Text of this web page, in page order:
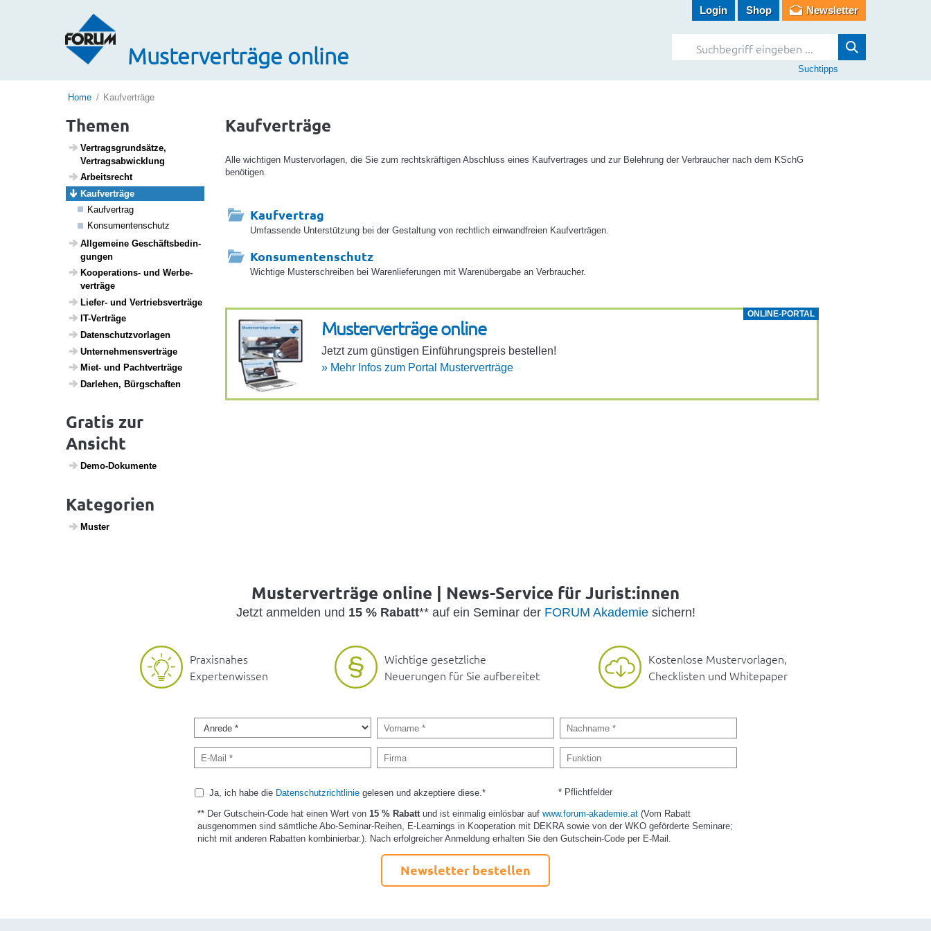
Musterverträge online
Login Shop Newsletter
Suchtipps
Home Kaufverträge
Themen
Vertrags­grund­sätze,
Vertrags­ab­wick­lung
Arbeits­recht
Kauf­ver­träge
Kauf­ver­trag
Konsu­men­ten­schutz
Allge­meine Geschäfts­be­din­
gungen
Koope­ra­tions- und Werbe­
ver­träge
Liefer- und Vertriebs­ver­träge
IT-Verträge
Daten­schutz­vor­lagen
Unter­neh­mens­ver­träge
Miet- und Pacht­ver­träge
Darlehen, Bürg­schaften
Gratis zur
Ansicht
Demo-Doku­mente
Kategorien
Muster
Kaufverträge
Alle wichtigen Mustervorlagen, die Sie zum rechtskräftigen Abschluss eines Kaufvertrages und zur Belehrung der Verbraucher nach dem KSchG
benötigen.
Kaufvertrag
Umfassende Unterstützung bei der Gestaltung von rechtlich einwandfreien Kaufverträgen.
Konsumentenschutz
Wichtige Musterschreiben bei Warenlieferungen mit Warenübergabe an Verbraucher.
ONLINE-PORTAL
Muster­ver­träge online
Jetzt zum güns­tigen Einfüh­rungs­preis bestellen!
» Mehr Infos zum Portal Muster­ver­träge
Musterverträge online | News-Service für Jurist:innen
Jetzt anmelden und 15 % Rabatt** auf ein Seminar der FORUM Akademiesichern!
Praxisnahes
Expertenwissen
Wichtige gesetzliche
Neuerungen für Sie aufbereitet
Kostenlose Mustervorlagen,
Checklisten und Whitepaper
Ja, ich habe die Datenschutzrichtliniegelesen und akzeptiere diese.* * Pflichtfelder
** Der Gutschein-Code hat einen Wert von 15 % Rabattund ist einmalig einlösbar aufwww.forum-akademie.at (Vom Rabatt
ausgenommen sind sämtliche Abo-Seminar-Reihen, E-Learnings in Kooperation mit DEKRA sowie von der WKO geförderte Seminare;
nicht mit anderen Rabatten kombinierbar.). Nach erfolgreicher Anmeldung erhalten Sie den Gutschein-Code per E-Mail.
Newsletter bestellen